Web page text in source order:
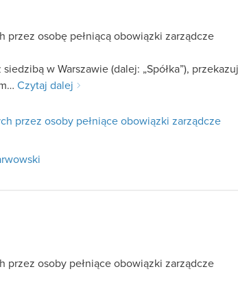
przez osobę pełniącą obowiązki zarządcze
w Warszawie (dalej: „Spółka”),
Czytaj dalej
przez osoby pełniące obowiązki zarządcze
przez osoby pełniące obowiązki zarządcze